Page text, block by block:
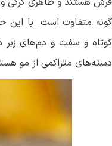
گونه متفاوت است. با
کوتاه و سفت و دم‌های زبر
دسته‌های متراکمی از مو